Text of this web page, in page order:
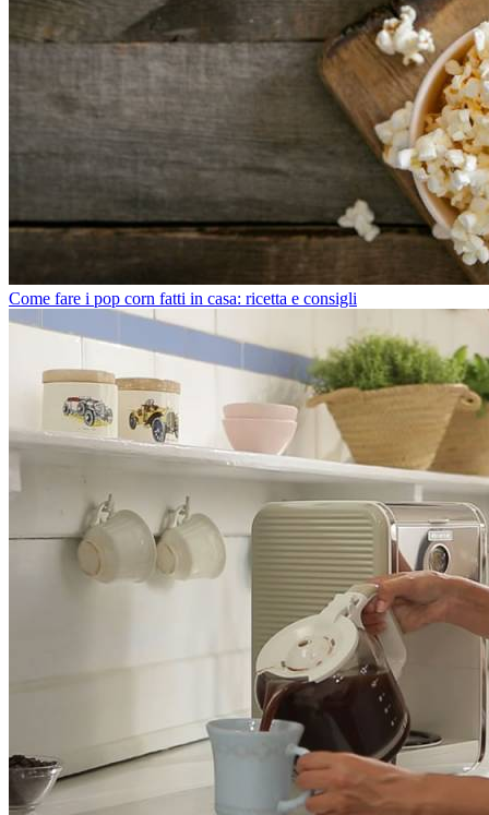
Come fare i pop corn fatti in casa: ricetta e consigli